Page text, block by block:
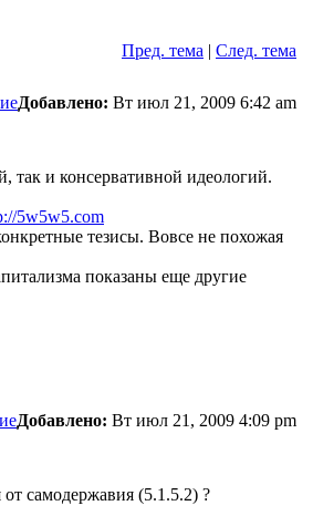
Пред. тема | След. тема
Добавлено: Вт июл 21, 2009 6:42 am
так и консервативной идеологий.
5w5w5.com
тезисы. Вовсе не похожая
показаны еще другие
Добавлено: Вт июл 21, 2009 4:09 pm
самодержавия (5.1.5.2) ?